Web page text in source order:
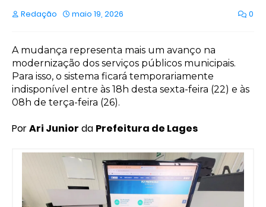
Redação maio 19, 2026 0
A mudança representa mais um avanço na
modernização dos serviços públicos municipais.
Para isso, o sistema ficará temporariamente
indisponível entre às 18h desta sexta-feira (22) e às
08h de terça-feira (26).
PorAri Junior da Prefeitura de Lages